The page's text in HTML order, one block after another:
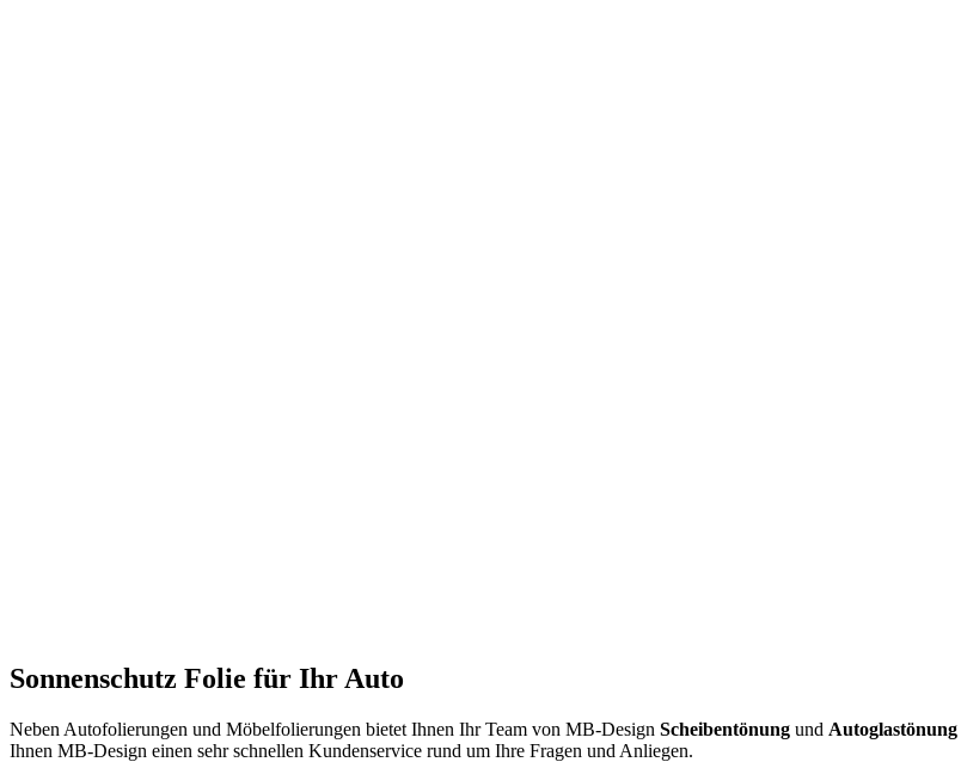
Sonnenschutz Folie für Ihr Auto
Neben Autofolierungen und Möbelfolierungen bietet Ihnen Ihr Team von MB-Design Scheibentönung und Autoglastönung
Ihnen MB-Design einen sehr schnellen Kundenservice rund um Ihre Fragen und Anliegen.